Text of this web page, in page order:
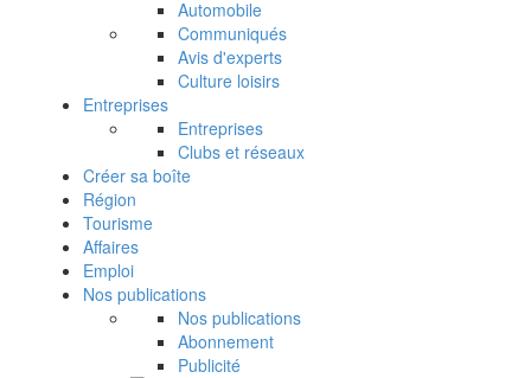
Automobile
Communiqués
Avis d'experts
Culture loisirs
Entreprises
Entreprises
Clubs et réseaux
Créer sa boîte
Région
Tourisme
Affaires
Emploi
Nos publications
Nos publications
Abonnement
Publicité